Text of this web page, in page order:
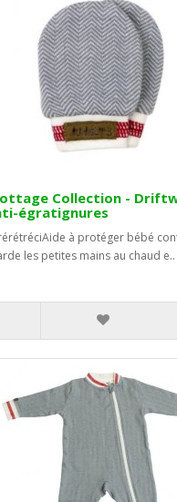
Collection -
égratignures
à protéger bébé
les petites mains au chaud e..